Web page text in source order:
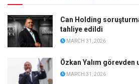
Can Holding
tahliye edildi
MARCH 31, 2026
Özkan Yalım görevden
MARCH 31, 2026